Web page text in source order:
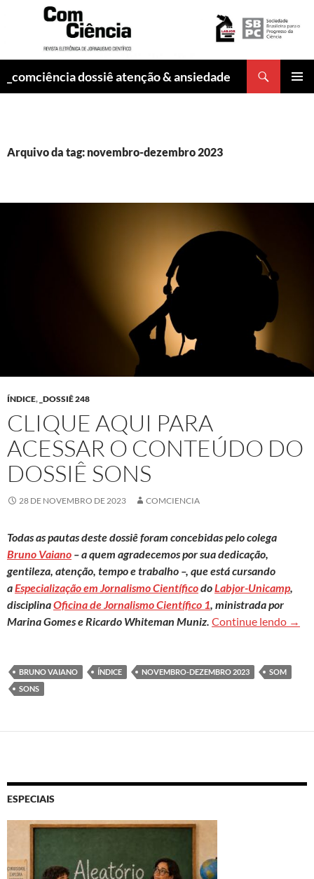
_comciência dossiê atenção & ansiedade
Arquivo da tag: novembro-dezembro 2023
ÍNDICE, _DOSSIÊ 248
CLIQUE AQUI PARA
ACESSAR O CONTEÚDO DO
DOSSIÊ SONS
28 DE NOVEMBRO DE 2023 COMCIENCIA
Todas as pautas deste dossiê foram concebidas pelo colega
Bruno Vaiano – a quem agradecemos por sua dedicação,
gentileza, atenção, tempo e trabalho –, que está cursando
aEspecialização em Jornalismo CientíficodoLabjor-Unicamp,
disciplinaOficina de Jornalismo Científico 1, ministrada por
Marina Gomes e Ricardo Whiteman Muniz. Continue lendo →
BRUNO VAIANO ÍNDICE NOVEMBRO-DEZEMBRO 2023
SOM
SONS
ESPECIAIS